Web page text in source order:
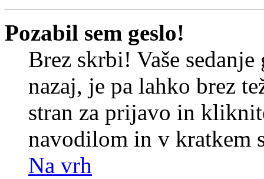
Pozabil sem geslo!
Brez skrbi! Vaše
nazaj, je pa lahko brez
stran za prijavo in
navodilom in v kratkem
Na vrh